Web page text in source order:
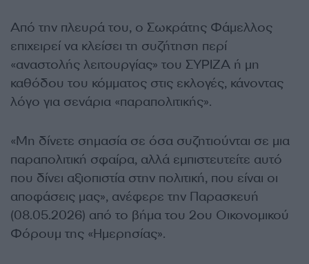
Από την πλευρά του, ο Σωκράτης Φάμελλος
επιχειρεί να κλείσει τη συζήτηση περί
«αναστολής λειτουργίας» του ΣΥΡΙΖΑ ή μη
καθόδου του κόμματος στις εκλογές, κάνοντας
λόγο για σενάρια «παραπολιτικής».
«Μη δίνετε σημασία σε όσα συζητιούνται σε μια
παραπολιτική σφαίρα, αλλά εμπιστευτείτε αυτό
που δίνει αξιοπιστία στην πολιτική, που είναι οι
αποφάσεις μας», ανέφερε την Παρασκευή
(08.05.2026) από το βήμα του 2ου Οικονομικού
Φόρουμ της «Ημερησίας».